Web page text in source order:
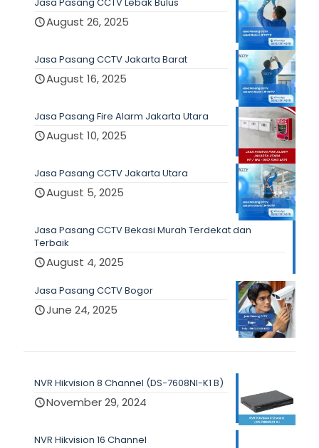
Jasa Pasang CCTV Lebak Bulus
August 26, 2025
Jasa Pasang CCTV Jakarta Barat
August 16, 2025
Jasa Pasang Fire Alarm Jakarta Utara
August 10, 2025
Jasa Pasang CCTV Jakarta Utara
August 5, 2025
Jasa Pasang CCTV Bekasi Murah Terdekat dan
Terbaik
August 4, 2025
Jasa Pasang CCTV Bogor
June 24, 2025
NVR Hikvision 8 Channel (DS-7608NI-K1 B)
November 29, 2024
NVR Hikvision 16 Channel